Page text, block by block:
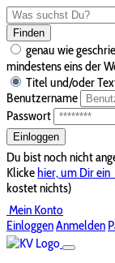
Finden
genau wie
mindestens eins der
Titel und/oder
Benutzername
Passwort
Einloggen
Du bist noch nicht
Klickehier, um Dir ein
kostet nichts)
Mein Konto
EinloggenAnmelden